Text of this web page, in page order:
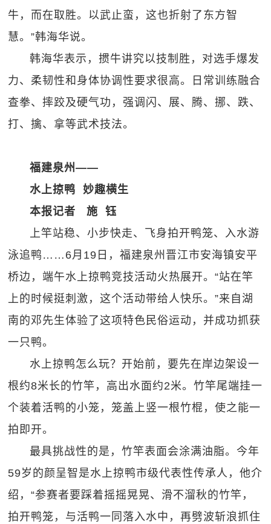
牛，而在取胜。以武止蛮，这也折射了东方智
慧。”韩海华说。
韩海华表示，掼牛讲究以技制胜，对选手爆发
力、柔韧性和身体协调性要求很高。日常训练融合
查拳、摔跤及硬气功，强调闪、展、腾、挪、跌、
打、擒、拿等武术技法。
福建泉州——
水上掠鸭 妙趣横生
本报记者 施 钰
上竿站稳、小步快走、飞身拍开鸭笼、入水游
泳追鸭……6月19日，福建泉州晋江市安海镇安平
桥边，端午水上掠鸭竞技活动火热展开。“站在竿
上的时候挺刺激，这个活动带给人快乐。”来自湖
南的邓先生体验了这项特色民俗运动，并成功抓获
一只鸭。
水上掠鸭怎么玩？开始前，要先在岸边架设一
根约8米长的竹竿，高出水面约2米。竹竿尾端挂一
个装着活鸭的小笼，笼盖上竖一根竹棍，使之能一
拍即开。
最具挑战性的是，竹竿表面会涂满油脂。今年
59岁的颜呈智是水上掠鸭市级代表性传承人，他介
绍，“参赛者要踩着摇摇晃晃、滑不溜秋的竹竿，
拍开鸭笼，与活鸭一同落入水中，再劈波斩浪抓住